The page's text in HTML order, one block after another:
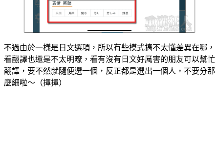
不過由於一樣是日文選項，所以有些模式搞不太懂差異在哪，
看翻譯也還是不太明暸，看有沒有日文好厲害的朋友可以幫忙
翻譯，要不然就隨便選一個，反正都是選出一個人，不要分那
麼細啦～（揮揮）